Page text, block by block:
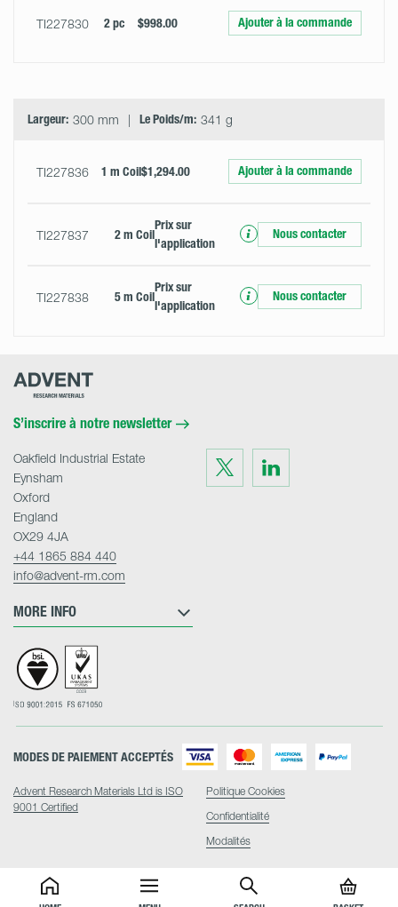
TI227830 2 pc $998.00 Ajouter à la commande
Largeur: 300 mm Le Poids/m: 341 g
TI227836 1 m Coil$1,294.00 Ajouter à la commande
TI227837 2 m Coil
Prix ​​sur
l'application
Nous contacter
TI227838 5 m Coil
Prix ​​sur
l'application
Nous contacter
Advent
S’inscrire à notre newsletter
Visit
us
on
Twitter
Visit
on
LinkedIn
MORE INFO
Oakfield Industrial Estate
Eynsham
Oxford
England
OX29 4JA
+44 1865 884 440
info@advent-rm.com
Advent Research Materials Ltd is ISO
9001 Certified
MODES DE PAIEMENT ACCEPTÉS
Politique Cookies
Confidentialité
Modalités